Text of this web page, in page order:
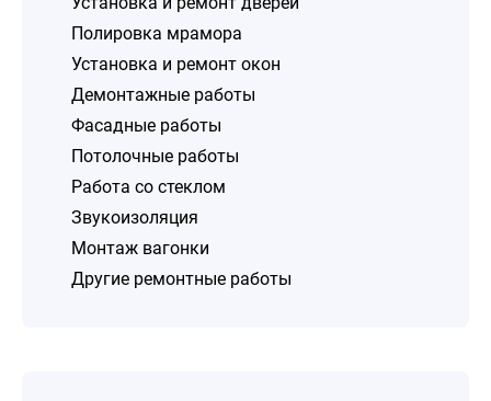
Полировка мрамора
Установка и ремонт окон
Демонтажные работы
Фасадные работы
Потолочные работы
Работа со стеклом
Звукоизоляция
Монтаж вагонки
Другие ремонтные работы